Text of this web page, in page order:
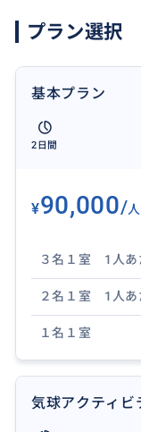
基本プランに早
プラン選択
基本プラン
2日間
¥90,000/人
３名１室 1人あ
２名１室 1人あ
１名１室
気球アクティビ